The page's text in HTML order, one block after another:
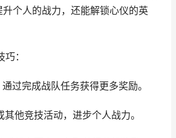
个人的战力，还能解锁心仪的英
：
过完成战队任务获得更多奖励。
他竞技活动，进步个人战力。